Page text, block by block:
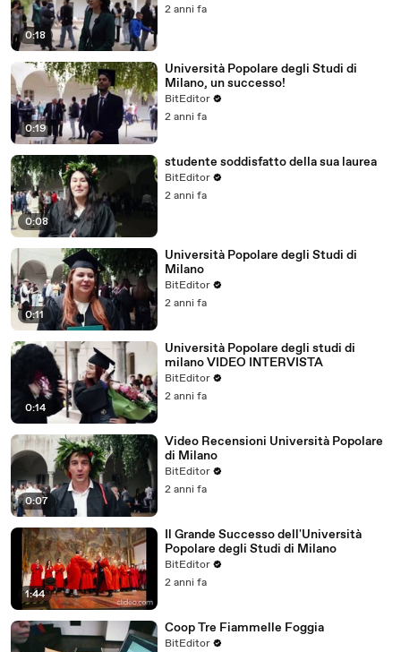
0:18
2 anni fa
0:19
Università Popolare degli Studi di
Milano, un successo!
BitEditor
2 anni fa
0:08
studente soddisfatto della sua laurea
BitEditor
2 anni fa
0:11
Università Popolare degli Studi di
Milano
BitEditor
2 anni fa
0:14
Università Popolare degli studi di
milano VIDEO INTERVISTA
BitEditor
2 anni fa
0:07
Video Recensioni Università Popolare
di Milano
BitEditor
2 anni fa
1:44
Il Grande Successo dell'Università
Popolare degli Studi di Milano
BitEditor
2 anni fa
Coop Tre Fiammelle Foggia
BitEditor